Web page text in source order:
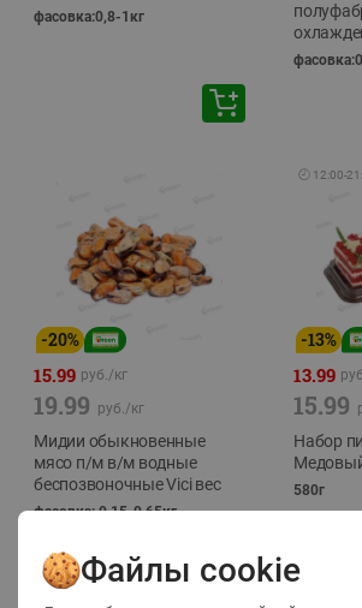
фасовка:0,8-1кг
-20%
15.99 руб./кг
19.99 руб./кг
Мидии обыкновенные
мясо п/м в/м водные
беспозвоночные Vici вес
фасовка: 0,15-0,65кг
🕘 12:00-
-13%
13.99
15.99
Набор
580г
Файлы cookie